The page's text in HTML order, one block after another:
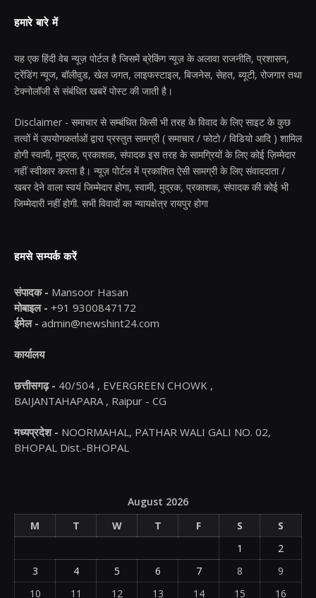
हमारे बारे में
यह एक हिंदी वेब न्यूज़ पोर्टल है जिसमें ब्रेकिंग न्यूज़ के अलावा राजनीति, प्रशासन,
ट्रेंडिंग न्यूज, बॉलीवुड, खेल जगत, लाइफस्टाइल, बिजनेस, सेहत, ब्यूटी, रोजगार तथा
टेक्नोलॉजी से संबंधित खबरें पोस्ट की जाती है।
Disclaimer - समाचार से सम्बंधित किसी भी तरह के विवाद के लिए साइट के कुछ
तत्वों में उपयोगकर्ताओं द्वारा प्रस्तुत सामग्री ( समाचार / फोटो / विडियो आदि ) शामिल
होगी स्वामी, मुद्रक, प्रकाशक, संपादक इस तरह के सामग्रियों के लिए कोई ज़िम्मेदार
नहीं स्वीकार करता है। न्यूज़ पोर्टल में प्रकाशित ऐसी सामग्री के लिए संवाददाता /
खबर देने वाला स्वयं जिम्मेदार होगा, स्वामी, मुद्रक, प्रकाशक, संपादक की कोई भी
जिम्मेदारी नहीं होगी. सभी विवादों का न्यायक्षेत्र रायपुर होगा
हमसे सम्पर्क करें
संपादक - Mansoor Hasan
मोबाइल - +91 9300847172
ईमेल - admin@newshint24.com
कार्यालय
छत्तीसगढ़ - 40/504 , EVERGREEN CHOWK ,
BAIJANTAHAPARA , Raipur - CG
मध्यप्रदेश - NOORMAHAL, PATHAR WALI GALI NO. 02,
BHOPAL Dist.-BHOPAL
August 2026
M
T W T F S
S
1
2
3
4 5 6 7 8
9
10
11 12 13 14 15
16